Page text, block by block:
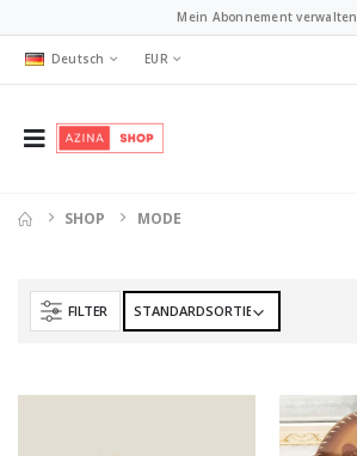
Mein Abonnement verwalten
Deutsch EUR
SHOP MODE
FILTER